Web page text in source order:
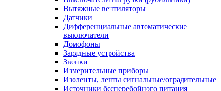
Вытяжные вентиляторы
Датчики
Дифференциальные автоматические
выключатели
Домофоны
Зарядные устройства
Звонки
Измерительные приборы
Изоленты, ленты сигнальные/оградительные
Источники бесперебойного питания